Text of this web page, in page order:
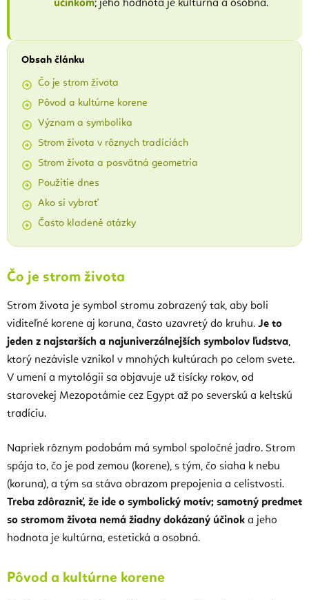
účinkom; jeho hodnota je kultúrna a osobná.
Obsah článku
Čo je strom života
Pôvod a kultúrne korene
Význam a symbolika
Strom života v rôznych tradíciách
Strom života a posvätná geometria
Použitie dnes
Ako si vybrať
Často kladené otázky
Čo je strom života
Strom života je symbol stromu zobrazený tak, aby boli
viditeľné korene aj koruna, často uzavretý do kruhu. Je to
jeden z najstarších a najuniverzálnejších symbolov ľudstva,
ktorý nezávisle vznikol v mnohých kultúrach po celom svete.
V umení a mytológii sa objavuje už tisícky rokov, od
starovekej Mezopotámie cez Egypt až po severskú a keltskú
tradíciu.
Napriek rôznym podobám má symbol spoločné jadro. Strom
spája to, čo je pod zemou (korene), s tým, čo siaha k nebu
(koruna), a tým sa stáva obrazom prepojenia a celistvosti.
Treba zdôrazniť, že ide o symbolický motív; samotný predmet
so stromom života nemá žiadny dokázaný účinok a jeho
hodnota je kultúrna, estetická a osobná.
Pôvod a kultúrne korene